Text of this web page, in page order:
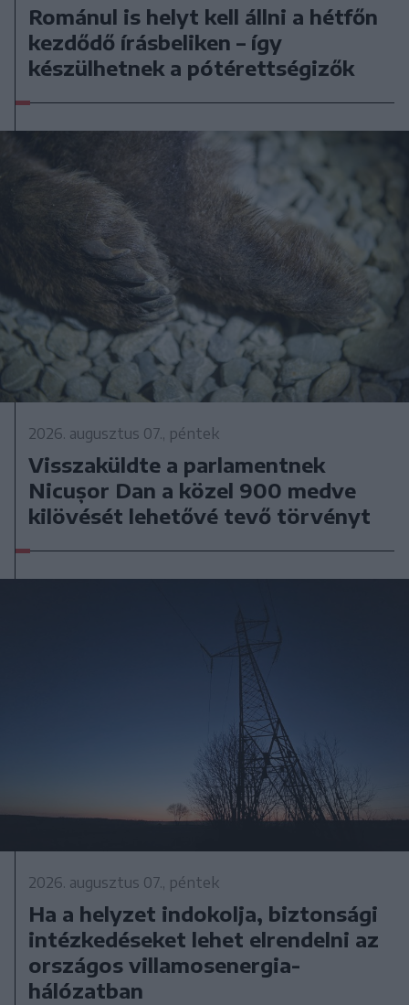
Románul is helyt kell állni a hétfőn
kezdődő írásbeliken – így
készülhetnek a pótérettségizők
2026. augusztus 07., péntek
Visszaküldte a parlamentnek
Nicușor Dan a közel 900 medve
kilövését lehetővé tevő törvényt
2026. augusztus 07., péntek
Ha a helyzet indokolja, biztonsági
intézkedéseket lehet elrendelni az
országos villamosenergia-
hálózatban